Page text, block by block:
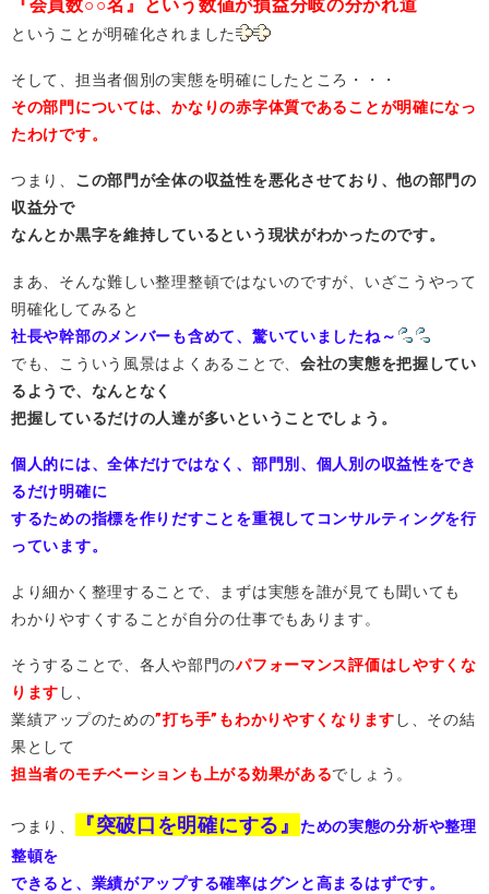
『会員数○○名』という数値が損益分岐の分かれ道
ということが明確化されました
そして、担当者個別の実態を明確にしたところ・・・
その部門については、かなりの赤字体質であることが明確になっ
たわけです。
つまり、 この部門が全体の収益性を悪化させており、他の部門の
収益分で
なんとか黒字を維持しているという現状がわかったのです。
まあ、そんな難しい整理整頓ではないのですが、いざこうやって
明確化してみると
社長や幹部のメンバーも含めて、驚いていましたね～
でも、こういう風景はよくあることで、 会社の実態を把握してい
るようで、なんとなく
把握しているだけの人達が多いということでしょう。
個人的には、全体だけではなく、部門別、個人別の収益性をでき
るだけ明確に
するための指標を作りだすことを重視してコンサルティングを行
っています。
より細かく整理することで、まずは実態を誰が見ても聞いても
わかりやすくすることが自分の仕事でもあります。
そうすることで、各人や部門のパフォーマンス評価はしやすくな
ります し、
業績アップのための”打ち手”もわかりやすくなります し、その結
果として
担当者のモチベーションも上がる効果があるでしょう。
つまり、 『突破口を明確にする』
ための実態の分析や整理
整頓を
できると、業績がアップする確率はグンと高まるはずです。